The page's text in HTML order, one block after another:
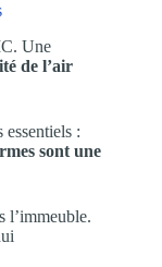
Une
de l’air
essentiels :
sont une
l’immeuble.